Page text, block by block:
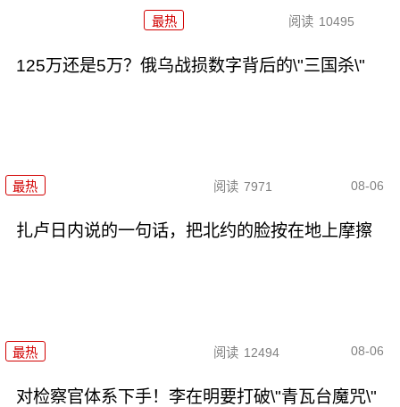
最热 阅读 10495
125万还是5万？俄乌战损数字背后的\"三国杀\"
最热 阅读 7971 08-06
扎卢日内说的一句话，把北约的脸按在地上摩擦
最热 阅读 12494 08-06
对检察官体系下手！李在明要打破\"青瓦台魔咒\"